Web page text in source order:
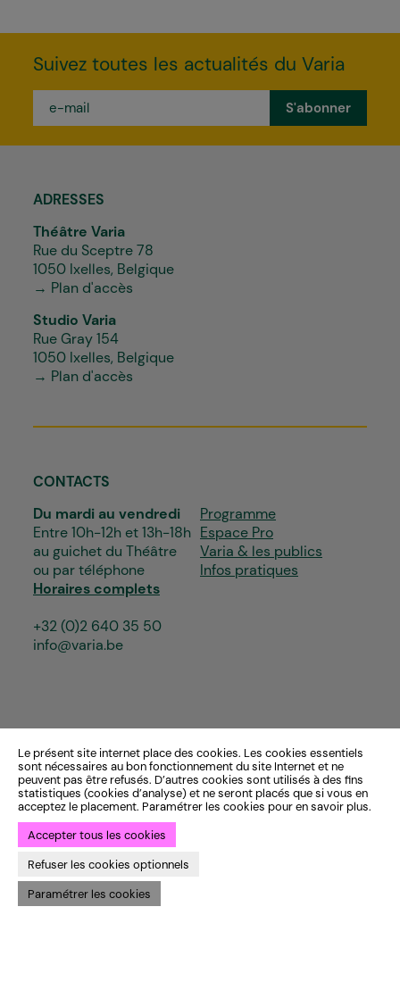
Le présent site internet place des cookies. Les cookies essentiels
sont nécessaires au bon fonctionnement du site Internet et ne
peuvent pas être refusés. D’autres cookies sont utilisés à des fins
statistiques (cookies d’analyse) et ne seront placés que si vous en
acceptez le placement. Paramétrer les cookies pour en savoir plus.
Accepter tous les cookies
Refuser les cookies optionnels
Paramétrer les cookies
Suivez toutes les actualités du Varia
mail
ADRESSES
Théâtre Varia
Rue du Sceptre 78
1050 Ixelles, Belgique
→ Plan d'accès
Studio Varia
Rue Gray 154
1050 Ixelles, Belgique
→ Plan d'accès
CONTACTS
Du mardi au vendredi
Entre 10h-12h et 13h-18h
au guichet du Théâtre
ou par téléphone
Horaires complets
+32 (0)2 640 35 50
info@varia.be
Programme
Espace Pro
Varia & les publics
Infos pratiques